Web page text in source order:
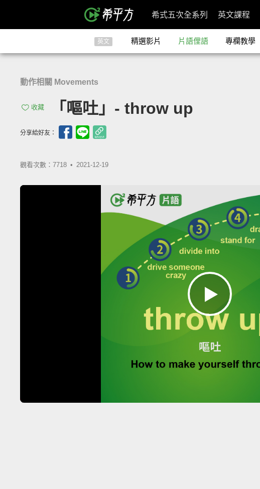
希式五次全系列 英文課程
英文 精選影片 片語俚語 專欄教學
動作相關 Movements
收藏 「嘔吐」- throw up
分享給好友：
觀看次數：7718 • 2021-12-19